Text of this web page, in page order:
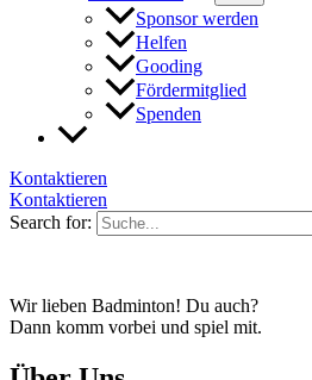
Sponsor werden
Helfen
Gooding
Fördermitglied
Spenden
Kontaktieren
Kontaktieren
Search for:
Wir lieben Badminton! Du auch?
Dann komm vorbei und spiel mit.